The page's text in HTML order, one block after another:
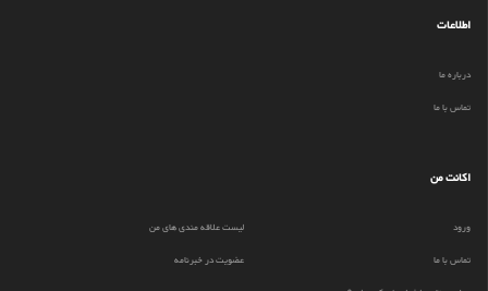
اطلاعات
درباره ما
تماس با ما
اکانت من
ورود
لیست علاقه مندی های من
تماس با ما
عضویت در خبرنامه